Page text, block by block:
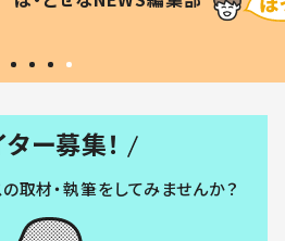
い」
ー募集！
取材・執筆をしてみませんか？